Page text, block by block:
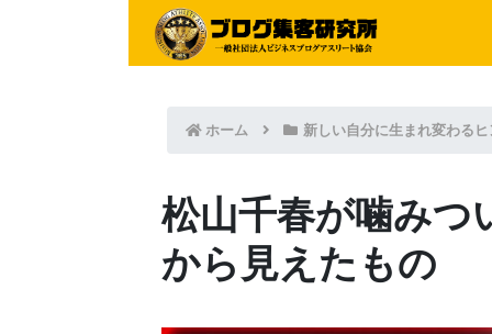
ホーム 新しい自分に生まれ変わるヒ
松山千春が噛みつ
から見えたもの